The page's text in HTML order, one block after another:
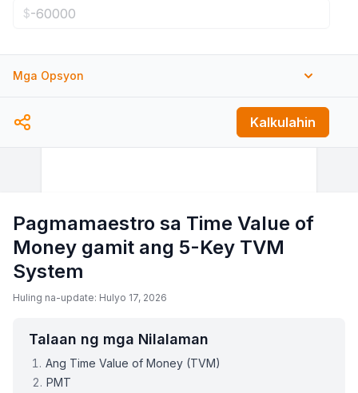
$
Mga Opsyon
Simula
Bilang ng mga yugto (P)
bawat taon
Kalkulahin
Pagmamaestro sa Time Value of
Money gamit ang 5-Key TVM
System
Huling na-update: Hulyo 17, 2026
Talaan ng mga Nilalaman
Ang Time Value of Money (TVM)
PMT